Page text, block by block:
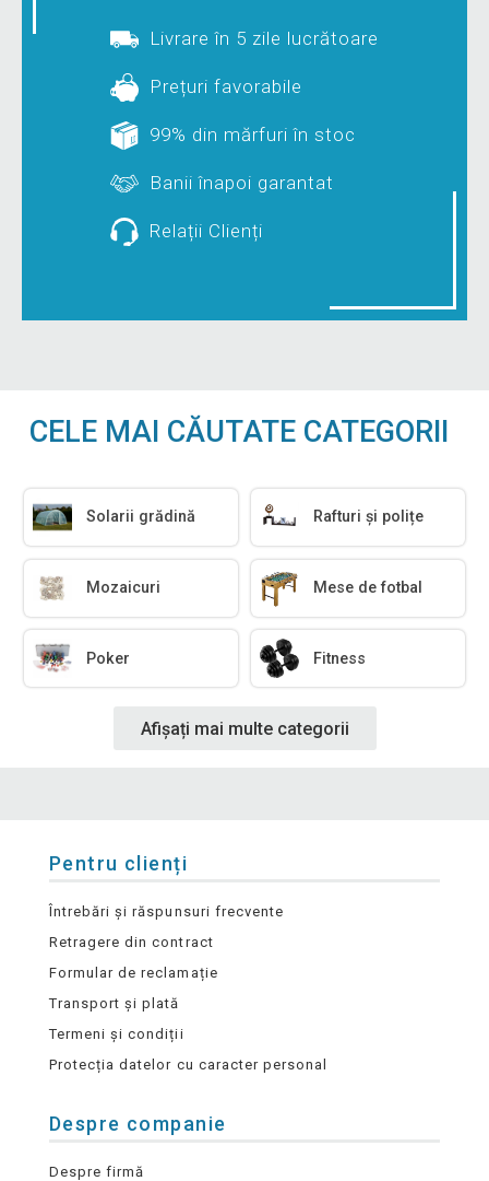
Livrare în 5 zile lucrătoare
Prețuri favorabile
99% din mărfuri în stoc
Banii înapoi garantat
Relații Clienți
CELE MAI CĂUTATE CATEGORII
Solarii grădină Rafturi și polițe
Mozaicuri Mese de fotbal
Poker Fitness
Afișați mai multe categorii
Pentru clienți
Întrebări și răspunsuri frecvente
Retragere din contract
Formular de reclamație
Transport și plată
Termeni și condiții
Protecția datelor cu caracter personal
Despre companie
Despre firmă